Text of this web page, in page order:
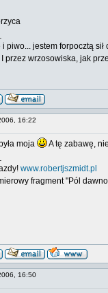
piwo... jestem forpocztą sił
I przez wrzosowiska, jak
16:22
moja
A tę zabawę,
www.robertjszmidt.pl
fragment "Pól
16:50